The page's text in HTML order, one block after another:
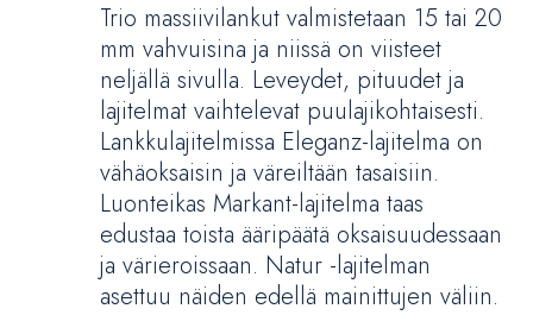
Trio massiivilankut valmistetaan 15 tai 20
mm vahvuisina ja niissä on viisteet
neljällä sivulla. Leveydet, pituudet ja
lajitelmat vaihtelevat puulajikohtaisesti.
Lankkulajitelmissa Eleganz-lajitelma on
vähäoksaisin ja väreiltään tasaisiin.
Luonteikas Markant-lajitelma taas
edustaa toista ääripäätä oksaisuudessaan
ja värieroissaan. Natur -lajitelman
asettuu näiden edellä mainittujen väliin.